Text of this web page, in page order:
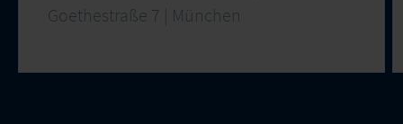
Goethestraße 7 | München